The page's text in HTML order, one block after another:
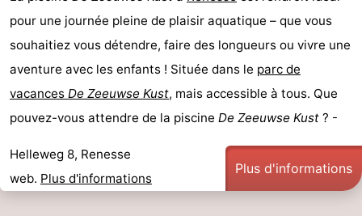
Haamstede
Voir
faire
d'intérêt
-
Monuments
pour une journée pleine de plaisir aquatique – que vous
souhaitiez vous détendre, faire des longueurs ou vivre une
aventure avec les enfants ! Située dans le parc de
vacances De Zeeuwse Kust, mais accessible à tous. Que
pouvez-vous attendre de la piscine De Zeeuwse Kust ? -
Helleweg 8, Renesse
web. Plus d'informations
Plus d'informations